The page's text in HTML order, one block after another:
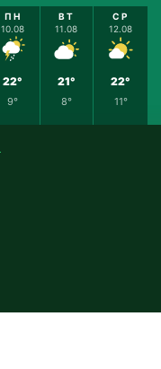
ПН
10.08
22°
9°
ВТ
11.08
21°
8°
СР
12.08
22°
11°